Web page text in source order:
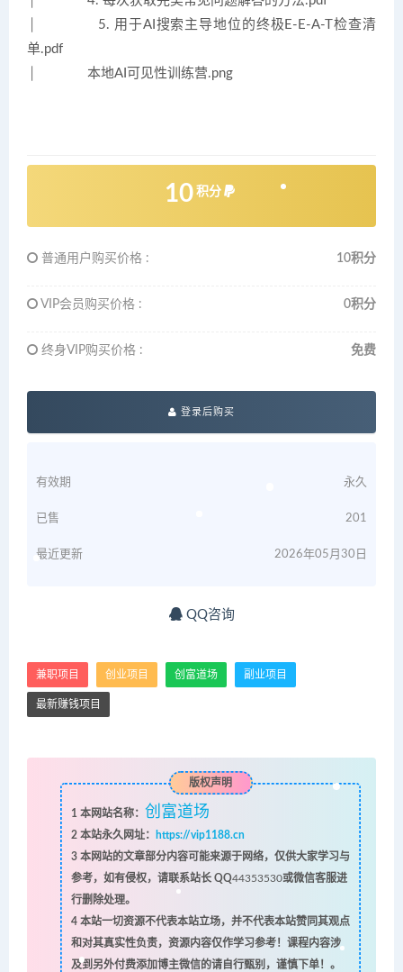
│ 5. 用于AI搜索主导地位的终极E-E-A-T检查清
单.pdf
│ 本地AI可见性训练营.png
10 积分
普通用户购买价格 : 10积分
VIP会员购买价格 : 0积分
终身VIP购买价格 : 免费
登录后购买
有效期 永久
已售 201
最近更新 2026年05月30日
QQ咨询
兼职项目 创业项目 创富道场 副业项目
最新赚钱项目
版权声明
1 本网站名称： 创富道场
2本站永久网址：
https://vip1188.cn
3本网站的文章部分内容可能来源于网络，仅供大家学习与
参考，如有侵权，请联系站长 QQ44353530或微信客服进
行删除处理。
4本站一切资源不代表本站立场，并不代表本站赞同其观点
和对其真实性负责，资源内容仅作学习参考！课程内容涉
及到另外付费添加博主微信的请自行甄别，谨慎下单！。